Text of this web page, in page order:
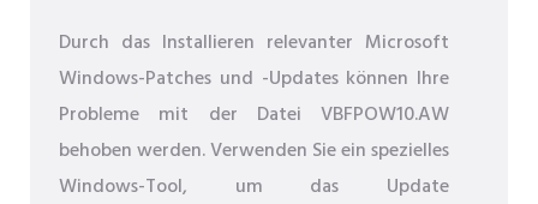
Durch das Installieren relevanter Microsoft
Windows-Patches und -Updates können Ihre
Probleme mit der Datei VBFPOW10.AW
behoben werden. Verwenden Sie ein spezielles
Windows-Tool, um das Update